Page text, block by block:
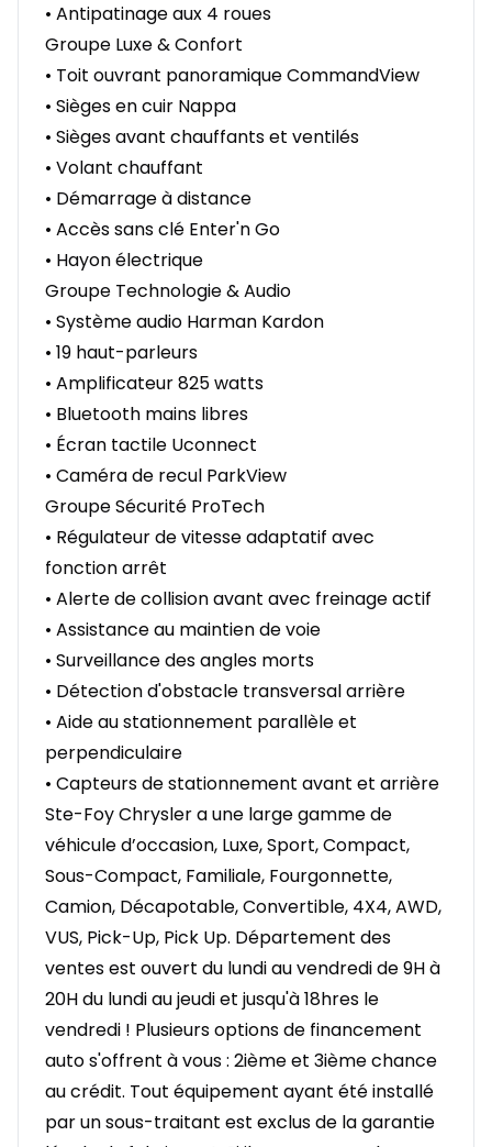
• Antipatinage aux 4 roues
Groupe Luxe & Confort
• Toit ouvrant panoramique CommandView
• Sièges en cuir Nappa
• Sièges avant chauffants et ventilés
• Volant chauffant
• Démarrage à distance
• Accès sans clé Enter'n Go
• Hayon électrique
Groupe Technologie & Audio
• Système audio Harman Kardon
• 19 haut-parleurs
• Amplificateur 825 watts
• Bluetooth mains libres
• Écran tactile Uconnect
• Caméra de recul ParkView
Groupe Sécurité ProTech
• Régulateur de vitesse adaptatif avec
fonction arrêt
• Alerte de collision avant avec freinage actif
• Assistance au maintien de voie
• Surveillance des angles morts
• Détection d'obstacle transversal arrière
• Aide au stationnement parallèle et
perpendiculaire
• Capteurs de stationnement avant et arrière
Ste-Foy Chrysler a une large gamme de
véhicule d’occasion, Luxe, Sport, Compact,
Sous-Compact, Familiale, Fourgonnette,
Camion, Décapotable, Convertible, 4X4, AWD,
VUS, Pick-Up, Pick Up. Département des
ventes est ouvert du lundi au vendredi de 9H à
20H du lundi au jeudi et jusqu'à 18hres le
vendredi ! Plusieurs options de financement
auto s'offrent à vous : 2ième et 3ième chance
au crédit. Tout équipement ayant été installé
par un sous-traitant est exclus de la garantie